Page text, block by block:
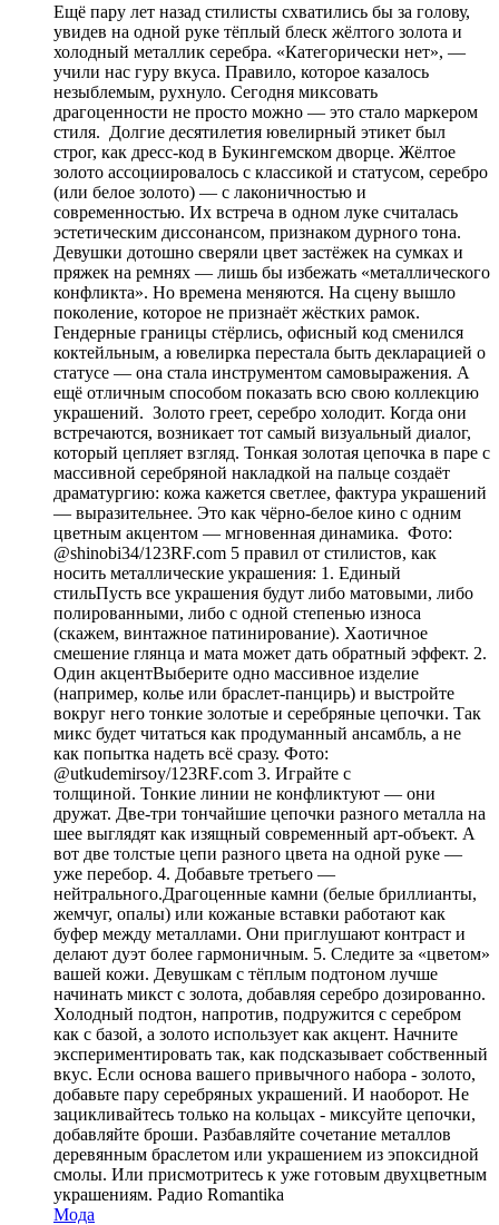
Ещё пару лет назад стилисты схватились бы за голову,
увидев на одной руке тёплый блеск жёлтого золота и
холодный металлик серебра. «Категорически нет», —
учили нас гуру вкуса. Правило, которое казалось
незыблемым, рухнуло. Сегодня миксовать
драгоценности не просто можно — это стало маркером
стиля. Долгие десятилетия ювелирный этикет был
строг, как дресс-код в Букингемском дворце. Жёлтое
золото ассоциировалось с классикой и статусом, серебро
(или белое золото) — с лаконичностью и
современностью. Их встреча в одном луке считалась
эстетическим диссонансом, признаком дурного тона.
Девушки дотошно сверяли цвет застёжек на сумках и
пряжек на ремнях — лишь бы избежать «металлического
конфликта». Но времена меняются. На сцену вышло
поколение, которое не признаёт жёстких рамок.
Гендерные границы стёрлись, офисный код сменился
коктейльным, а ювелирка перестала быть декларацией о
статусе — она стала инструментом самовыражения. А
ещё отличным способом показать всю свою коллекцию
украшений. Золото греет, серебро холодит. Когда они
встречаются, возникает тот самый визуальный диалог,
который цепляет взгляд. Тонкая золотая цепочка в паре с
массивной серебряной накладкой на пальце создаёт
драматургию: кожа кажется светлее, фактура украшений
— выразительнее. Это как чёрно-белое кино с одним
цветным акцентом — мгновенная динамика. Фото:
@shinobi34/123RF.com 5 правил от стилистов, как
носить металлические украшения: 1. Единый
стильПусть все украшения будут либо матовыми, либо
полированными, либо с одной степенью износа
(скажем, винтажное патинирование). Хаотичное
смешение глянца и мата может дать обратный эффект. 2.
Один акцентВыберите одно массивное изделие
(например, колье или браслет-панцирь) и выстройте
вокруг него тонкие золотые и серебряные цепочки. Так
микс будет читаться как продуманный ансамбль, а не
как попытка надеть всё сразу. Фото:
@utkudemirsoy/123RF.com 3. Играйте с
толщиной. Тонкие линии не конфликтуют — они
дружат. Две-три тончайшие цепочки разного металла на
шее выглядят как изящный современный арт-объект. А
вот две толстые цепи разного цвета на одной руке —
уже перебор. 4. Добавьте третьего —
нейтрального.Драгоценные камни (белые бриллианты,
жемчуг, опалы) или кожаные вставки работают как
буфер между металлами. Они приглушают контраст и
делают дуэт более гармоничным. 5. Следите за «цветом»
вашей кожи. Девушкам с тёплым подтоном лучше
начинать микст с золота, добавляя серебро дозированно.
Холодный подтон, напротив, подружится с серебром
как с базой, а золото использует как акцент. Начните
экспериментировать так, как подсказывает собственный
вкус. Если основа вашего привычного набора - золото,
добавьте пару серебряных украшений. И наоборот. Не
зацикливайтесь только на кольцах - миксуйте цепочки,
добавляйте броши. Разбавляйте сочетание металлов
деревянным браслетом или украшением из эпоксидной
смолы. Или присмотритесь к уже готовым двухцветным
украшениям. Радио Romantika
Мода